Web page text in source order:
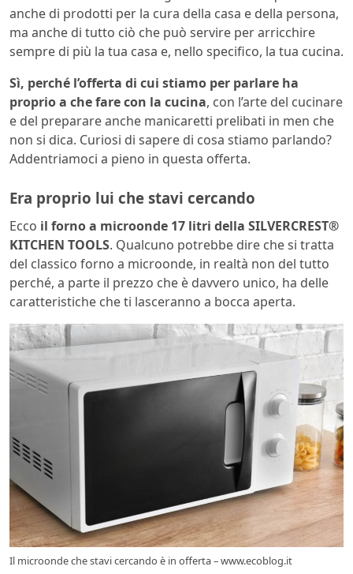
anche di prodotti per la cura della casa e della persona,
ma anche di tutto ciò che può servire per arricchire
sempre di più la tua casa e, nello specifico, la tua cucina.
Sì, perché l’offerta di cui stiamo per parlare ha
proprio a che fare con la cucina, con l’arte del cucinare
e del preparare anche manicaretti prelibati in men che
non si dica. Curiosi di sapere di cosa stiamo parlando?
Addentriamoci a pieno in questa offerta.
Era proprio lui che stavi cercando
Ecco il forno a microonde 17 litri della SILVERCREST®
KITCHEN TOOLS. Qualcuno potrebbe dire che si tratta
del classico forno a microonde, in realtà non del tutto
perché, a parte il prezzo che è davvero unico, ha delle
caratteristiche che ti lasceranno a bocca aperta.
Il microonde che stavi cercando è in offerta – www.ecoblog.it